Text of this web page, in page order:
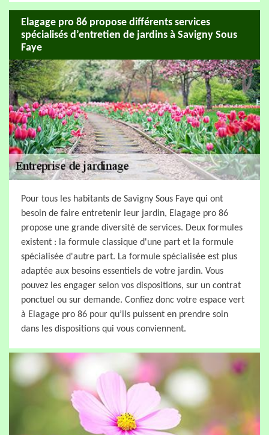
Elagage pro 86 propose différents services
spécialisés d’entretien de jardins à Savigny Sous
Faye
Pour tous les habitants de Savigny Sous Faye qui ont
besoin de faire entretenir leur jardin, Elagage pro 86
propose une grande diversité de services. Deux formules
existent : la formule classique d'une part et la formule
spécialisée d'autre part. La formule spécialisée est plus
adaptée aux besoins essentiels de votre jardin. Vous
pouvez les engager selon vos dispositions, sur un contrat
ponctuel ou sur demande. Confiez donc votre espace vert
à Elagage pro 86 pour qu’ils puissent en prendre soin
dans les dispositions qui vous conviennent.